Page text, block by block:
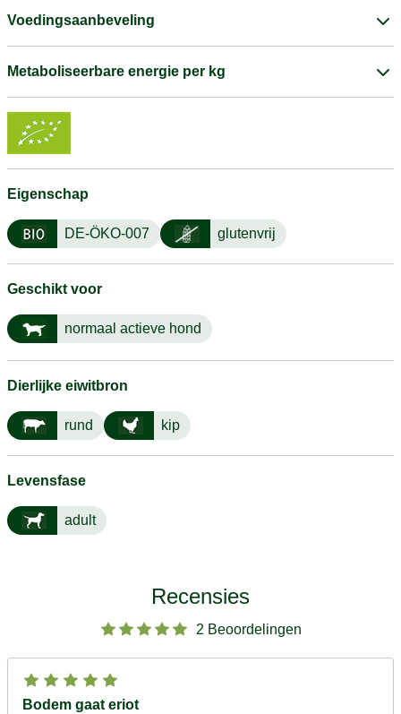
Voedingsaanbeveling
Metaboliseerbare energie per kg
Eigenschap
DE-ÖKO-007 glutenvrij
Geschikt voor
normaal actieve hond
Dierlijke eiwitbron
rund kip
Levensfase
adult
Recensies
2 Beoordelingen
Bodem gaat eriot